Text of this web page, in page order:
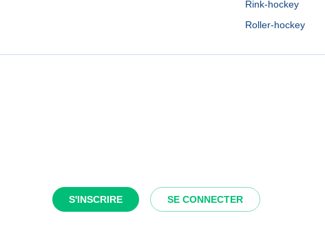
S'INSCRIRE SE CONNECTER
Rink-hockey
Roller-hockey